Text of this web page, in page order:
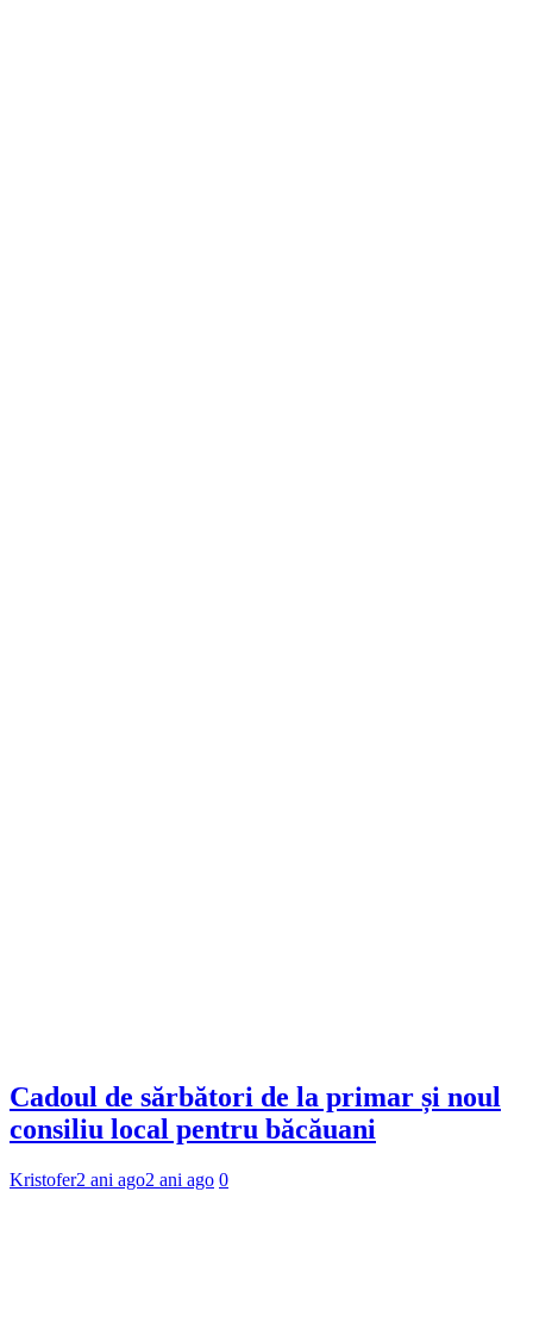
Cadoul de sărbători de la primar și noul
consiliu local pentru băcăuani
Kristofer2 ani ago2 ani ago 0